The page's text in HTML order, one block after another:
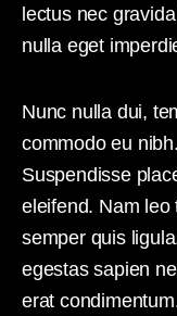
lectus nec
nulla eget
Nunc nulla dui,
commodo eu
Suspendisse
eleifend. Nam leo
semper quis
egestas sapien
erat